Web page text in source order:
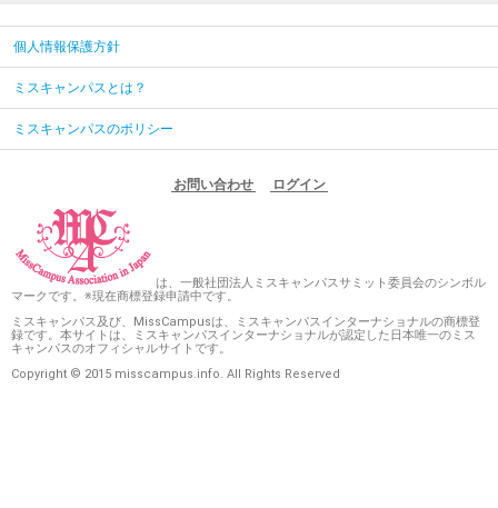
個人情報保護方針
ミスキャンパスとは？
ミスキャンパスのポリシー
お問い合わせ ログイン
は、一般社団法人ミスキャンパスサミット委員会のシンボル
マークです。※現在商標登録申請中です。
ミスキャンパス及び、MissCampusは、ミスキャンパスインターナショナルの商標登
録です。本サイトは、ミスキャンパスインターナショナルが認定した日本唯一のミス
キャンパスのオフィシャルサイトです。
Copyright © 2015 misscampus.info. All Rights Reserved